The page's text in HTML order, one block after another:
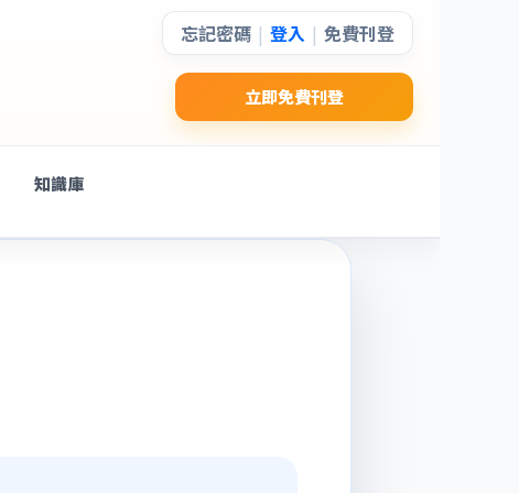
立即免費刊登
忘記密碼 | 登入 | 免費刊登
知識庫